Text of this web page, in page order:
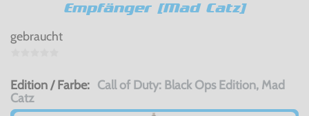
Empfänger [Mad Catz]
gebraucht
Edition / Farbe: Call of Duty: Black Ops Edition, Mad
Catz